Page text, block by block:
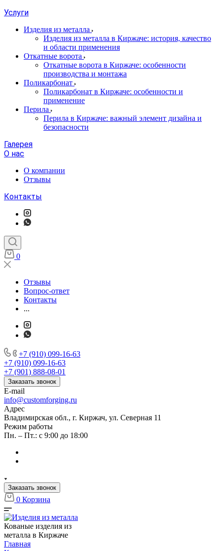
Услуги
Изделия из металла
Изделия из металла в Киржаче: история, качество
и области применения
Откатные ворота
Откатные ворота в Киржаче: особенности
производства и монтажа
Поликарбонат
Поликарбонат в Киржаче: особенности и
применение
Перила
Перила в Киржаче: важный элемент дизайна и
безопасности
Галерея
О нас
О компании
Отзывы
Контакты
0
Отзывы
Вопрос-ответ
Контакты
...
+7 (910) 099-16-63
+7 (910) 099-16-63
+7 (901) 888-08-01
Заказать звонок
E-mail
info@customforging.ru
Адрес
Владимирская обл., г. Киржач, ул. Северная 11
Режим работы
Пн. – Пт.: с 9:00 до 18:00
Заказать звонок
0 Корзина
Кованые изделия из
металла в Киржаче
Главная